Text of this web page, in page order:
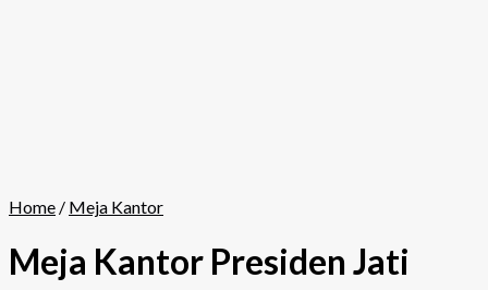
Home / Meja Kantor
Meja Kantor Presiden Jati